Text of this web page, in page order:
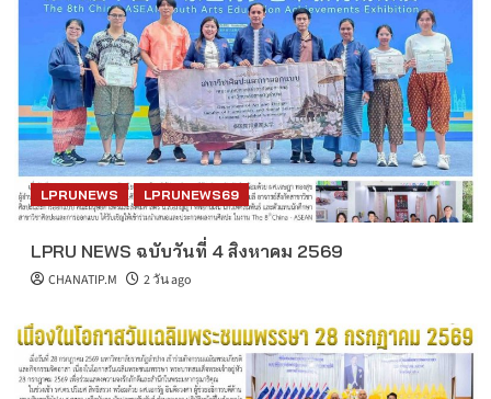
LPRUNEWS LPRUNEWS69
LPRU NEWS ฉบับวันที่ 4 สิงหาคม 2569
CHANATIP.M 2 วัน ago